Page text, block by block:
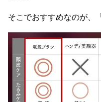
そこでおすすめなのが、「